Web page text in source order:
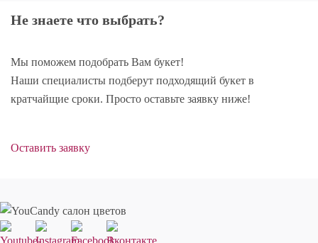
Не знаете что выбрать?
Мы поможем подобрать Вам букет!
Наши специалисты подберут подходящий букет в
кратчайщие сроки. Просто оставьте заявку ниже!
Оставить заявку